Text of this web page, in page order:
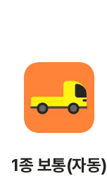
1종 보통(자동)